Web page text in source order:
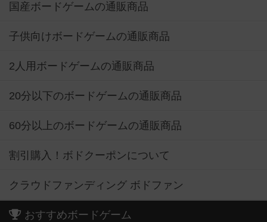
国産ボードゲームの通販商品
子供向けボードゲームの通販商品
2人用ボードゲームの通販商品
20分以下のボードゲームの通販商品
60分以上のボードゲームの通販商品
割引購入！ボドクーポンについて
クラウドファンディング ボドファン
おすすめボードゲーム